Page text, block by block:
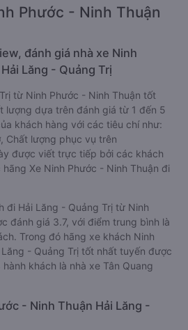
Phước - Ninh Thuận
đánh giá nhà xe Ninh
Lăng - Quảng Trị
từ Ninh Phước - Ninh Thuận tốt
lượng dựa trên đánh giá từ 1 đến 5
khách hàng với các tiêu chí như:
Chất lượng phục vụ trên
được viết trực tiếp bởi các khách
Xe Ninh Phước - Ninh Thuận đi
đi Hải Lăng - Quảng Trị từ Ninh
đánh giá 3.7, với điểm trung bình là
Trong đó hãng xe khách Ninh
- Quảng Trị tốt nhất tuyến được
khách là nhà xe Tân Quang
- Ninh Thuận Hải Lăng -